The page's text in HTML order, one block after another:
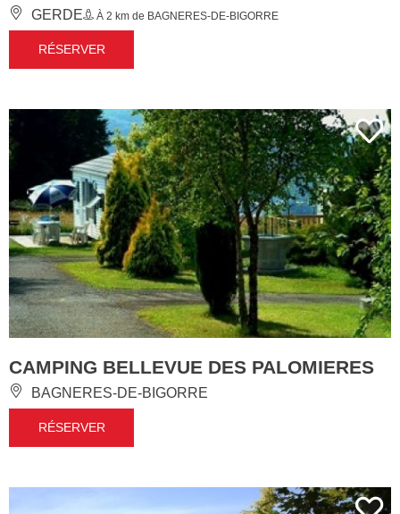
GERDE À 2 km de BAGNERES-DE-BIGORRE
RÉSERVER
CAMPING BELLEVUE DES PALOMIERES
BAGNERES-DE-BIGORRE
RÉSERVER